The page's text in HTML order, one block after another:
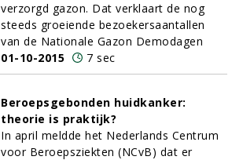
verzorgd gazon. Dat verklaart de nog
steeds groeiende bezoekersaantallen
van de Nationale Gazon Demodagen
01-10-2015
7 sec
Beroepsgebonden huidkanker:
theorie is praktijk?
In april meldde het Nederlands Centrum
voor Beroepsziekten (NCvB) dat er